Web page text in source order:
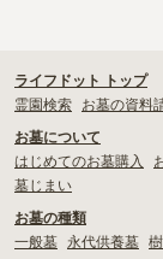
ライフドット トップ
霊園検索
お墓の資料
お墓について
はじめてのお墓購入
墓じまい
お墓の種類
一般墓
永代供養墓